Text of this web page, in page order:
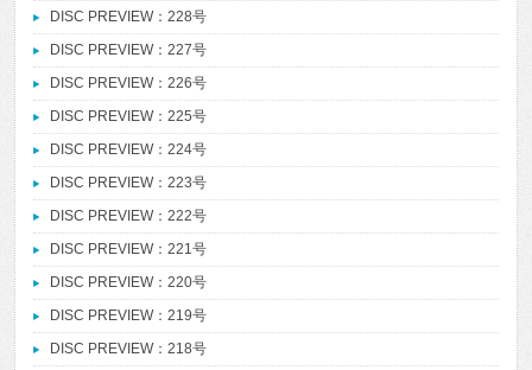
DISC PREVIEW：228号
DISC PREVIEW：227号
DISC PREVIEW：226号
DISC PREVIEW：225号
DISC PREVIEW：224号
DISC PREVIEW：223号
DISC PREVIEW：222号
DISC PREVIEW：221号
DISC PREVIEW：220号
DISC PREVIEW：219号
DISC PREVIEW：218号